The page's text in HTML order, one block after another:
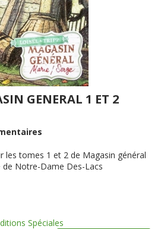
GENERAL 1 ET 2
les tomes 1 et 2 de Magasin général
Notre-Dame Des-Lacs
Spéciales